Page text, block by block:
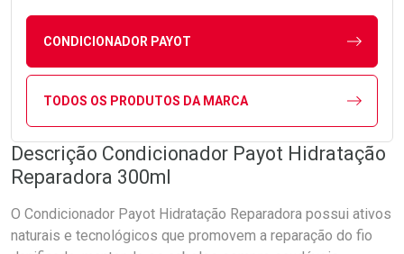
CONDICIONADOR PAYOT
TODOS OS PRODUTOS DA MARCA
Descrição Condicionador Payot Hidratação
Reparadora 300ml
O Condicionador Payot Hidratação Reparadora possui ativos
naturais e tecnológicos que promovem a reparação do fio